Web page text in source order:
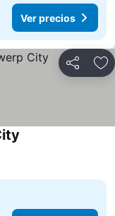
Ver precios
Compartir